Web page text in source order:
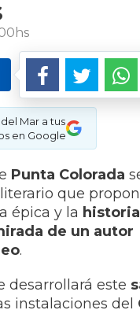
Mar a tus
en Google
Punta Colorada
que
épica y la
de un autor
.
desarrollará este
instalaciones del